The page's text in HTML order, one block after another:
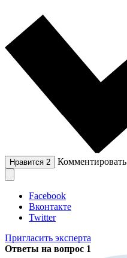
Нравится 2 Комментировать
Facebook
Вконтакте
Twitter
Пригласить эксперта
Ответы на вопрос 1